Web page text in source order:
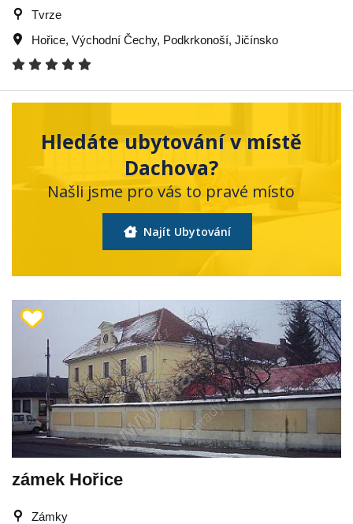
Tvrze
Hořice, Východní Čechy, Podkrkonoší, Jičínsko
Hledáte ubytování v místě
Dachova?
Našli jsme pro vás to pravé místo
Najít Ubytování
zámek Hořice
Zámky